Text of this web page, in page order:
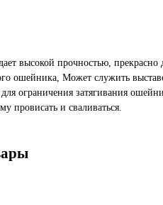
высокой прочностью,
ошейника, Может служить
ограничения затягивания
провисать и сваливаться.